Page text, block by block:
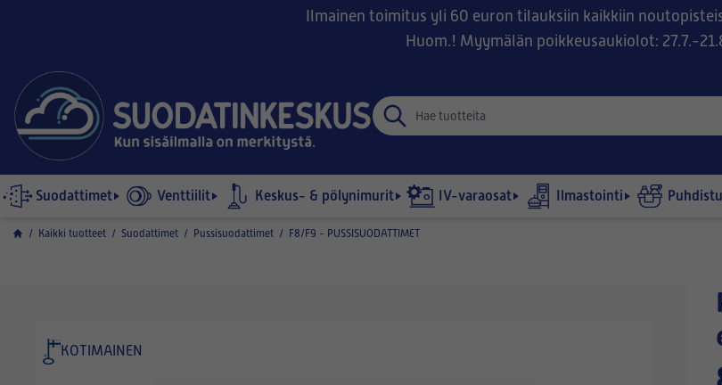
Ilmainen toimitus yli 60 euron tilauksiin kaikkiin
Huom.! Myymälän poikkeusaukiolot: 27.7.-
Suodattimet Venttiilit Keskus- & pölynimurit IV-varaosat Ilmastointi
/ Kaikki tuotteet / Suodattimet / Pussisuodattimet / F8/F9 - PUSSISUODATTIMET
KOTIMAINEN